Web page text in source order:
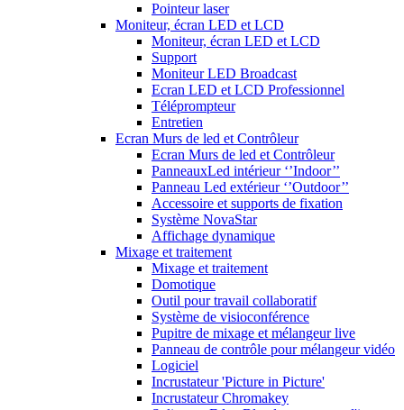
Pointeur laser
Moniteur, écran LED et LCD
Moniteur, écran LED et LCD
Support
Moniteur LED Broadcast
Ecran LED et LCD Professionnel
Téléprompteur
Entretien
Ecran Murs de led et Contrôleur
Ecran Murs de led et Contrôleur
PanneauxLed intérieur ‘’Indoor’’
Panneau Led extérieur ‘’Outdoor’’
Accessoire et supports de fixation
Système NovaStar
Affichage dynamique
Mixage et traitement
Mixage et traitement
Domotique
Outil pour travail collaboratif
Système de visioconférence
Pupitre de mixage et mélangeur live
Panneau de contrôle pour mélangeur vidéo
Logiciel
Incrustateur 'Picture in Picture'
Incrustateur Chromakey